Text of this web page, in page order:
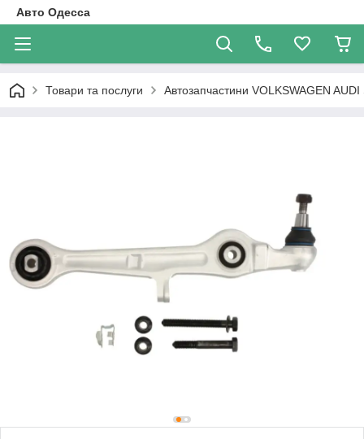
Авто Одесса
Товари та послуги Автозапчастини VOLKSWAGEN AUDI